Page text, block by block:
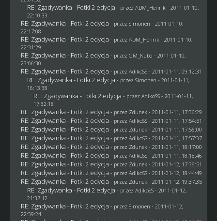
RE: Zgadywanka - Fotki 2 edycja - przez ADM_Henrik - 2011-01-10,
22:10:33
RE: Zgadywanka - Fotki 2 edycja - przez Simonen - 2011-01-10,
22:17:08
RE: Zgadywanka - Fotki 2 edycja - przez ADM_Henrik - 2011-01-10,
22:31:29
RE: Zgadywanka - Fotki 2 edycja - przez GM_Kuba - 2011-01-10,
23:06:30
RE: Zgadywanka - Fotki 2 edycja - przez AdikoSS - 2011-01-11, 09:12:31
RE: Zgadywanka - Fotki 2 edycja - przez Simonen - 2011-01-11,
16:13:38
RE: Zgadywanka - Fotki 2 edycja - przez AdikoSS - 2011-01-11,
17:32:18
RE: Zgadywanka - Fotki 2 edycja - przez Zdunek - 2011-01-11, 17:36:29
RE: Zgadywanka - Fotki 2 edycja - przez AdikoSS - 2011-01-11, 17:54:51
RE: Zgadywanka - Fotki 2 edycja - przez Zdunek - 2011-01-11, 17:56:00
RE: Zgadywanka - Fotki 2 edycja - przez AdikoSS - 2011-01-11, 17:57:37
RE: Zgadywanka - Fotki 2 edycja - przez Zdunek - 2011-01-11, 18:17:00
RE: Zgadywanka - Fotki 2 edycja - przez AdikoSS - 2011-01-11, 18:18:46
RE: Zgadywanka - Fotki 2 edycja - przez Zdunek - 2011-01-12, 17:36:51
RE: Zgadywanka - Fotki 2 edycja - przez AdikoSS - 2011-01-12, 18:44:49
RE: Zgadywanka - Fotki 2 edycja - przez Zdunek - 2011-01-12, 19:37:35
RE: Zgadywanka - Fotki 2 edycja - przez AdikoSS - 2011-01-12,
21:37:12
RE: Zgadywanka - Fotki 2 edycja - przez Simonen - 2011-01-12,
22:39:24